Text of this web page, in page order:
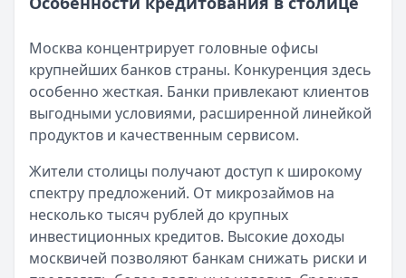
Кратко:Ошибка в кредитной истории способна
Категория:Кредиты
Читать новость
Как избавиться от долгов без банкротства в 2025 году
Кратко:Если у вас возникли сложности с выплатой
Опубликовано:2 сентября 2025 г.
Категория:
«Период охлаждения» по кредитам: что изменится с 1
Новый закон вводит обязательную паузу
Опубликовано:
1 сентября 2025 г.
Кредиты
Москва концентрирует головные офисы
крупнейших банков страны. Конкуренция здесь
особенно жесткая. Банки привлекают клиентов
выгодными условиями, расширенной линейкой
продуктов и качественным сервисом.
Жители столицы получают доступ к широкому
спектру предложений. От микрозаймов на
несколько тысяч рублей до крупных
инвестиционных кредитов. Высокие доходы
москвичей позволяют банкам снижать риски и